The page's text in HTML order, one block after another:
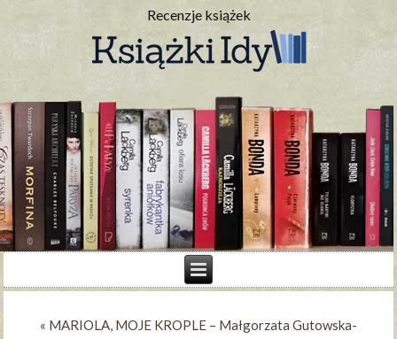
Recenzje książek
« MARIOLA, MOJE KROPLE – Małgorzata Gutowska-